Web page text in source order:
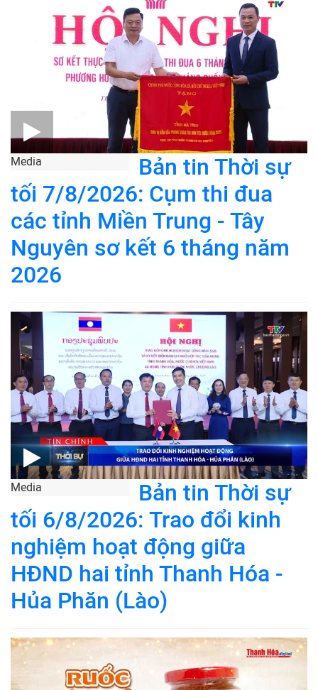
Media
Bản tin Thời sự
tối 7/8/2026: Cụm thi đua
các tỉnh Miền Trung - Tây
Nguyên sơ kết 6 tháng năm
2026
Media
Bản tin Thời sự
tối 6/8/2026: Trao đổi kinh
nghiệm hoạt động giữa
HĐND hai tỉnh Thanh Hóa -
Hủa Phăn (Lào)